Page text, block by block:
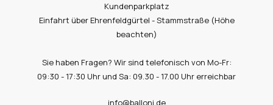
Kundenparkplatz
Einfahrt über Ehrenfeldgürtel - Stammstraße (Höhe
beachten)
Sie haben Fragen? Wir sind telefonisch von Mo-Fr:
09:30 - 17:30 Uhr und Sa: 09.30 - 17.00 Uhr erreichbar
info@balloni.de